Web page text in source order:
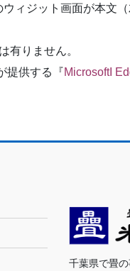
ィジット画面が本文
有りません。
提供する『MicrosoftI
千葉県で畳の